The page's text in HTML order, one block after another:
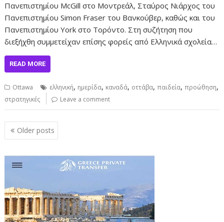
Πανεπιστημίου McGill στο Μοντρεάλ, Σταύρος Νιάρχος του
Πανεπιστημίου Simon Fraser του Βανκούβερ, καθώς και του
Πανεπιστημίου York στο Τορόντο. Στη συζήτηση που
διεξήχθη συμμετείχαν επίσης φορείς από Ελληνικά σχολεία…
READ MORE
Ottawa ελληνική, ημερίδα, καναδά, οττάβα,παιδεία,προώθηση,
στρατηγικές Leave a comment
Posts
navigation
Older posts